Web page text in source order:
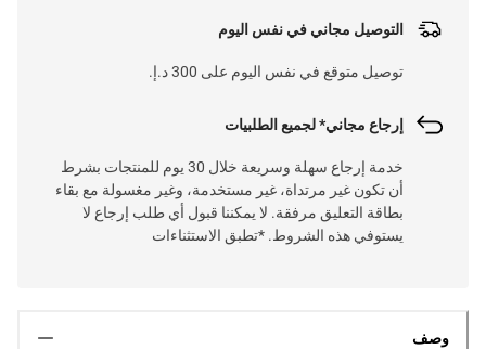
التوصيل مجاني في نفس اليوم
توصيل متوقع في نفس اليوم على 300 د.إ.
إرجاع مجاني* لجميع الطلبيات
خدمة إرجاع سهلة وسريعة خلال 30 يوم للمنتجات بشرط
أن تكون غير مرتداة، غير مستخدمة، وغير مغسولة مع بقاء
بطاقة التعليق مرفقة. لا يمكننا قبول أي طلب إرجاع لا
يستوفي هذه الشروط. *تطبق الاستثناءات
وصف